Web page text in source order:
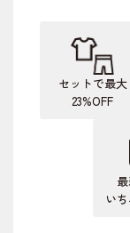
セットで最大
23%OFF
い